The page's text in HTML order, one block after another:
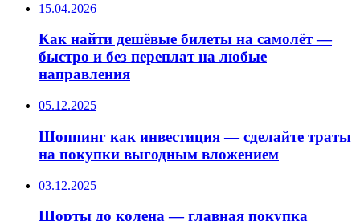
15.04.2026
Как найти дешёвые билеты на самолёт —
быстро и без переплат на любые
направления
05.12.2025
Шоппинг как инвестиция — сделайте траты
на покупки выгодным вложением
03.12.2025
Шорты до колена — главная покупка